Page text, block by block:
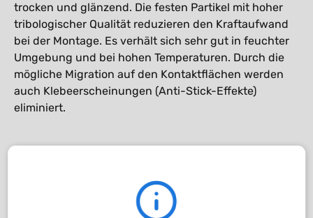
trocken und glänzend. Die festen Partikel mit hoher
tribologischer Qualität reduzieren den Kraftaufwand
bei der Montage. Es verhält sich sehr gut in feuchter
Umgebung und bei hohen Temperaturen. Durch die
mögliche Migration auf den Kontaktflächen werden
auch Klebeerscheinungen (Anti-Stick-Effekte)
eliminiert.